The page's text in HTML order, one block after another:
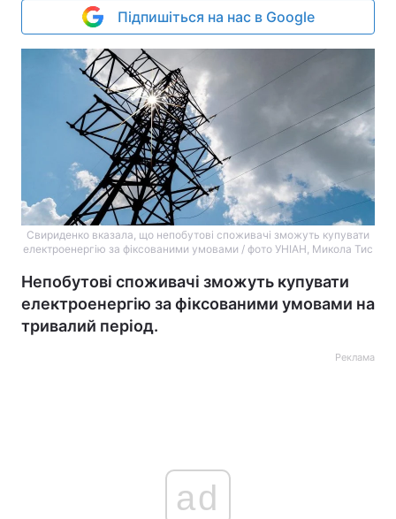
Підпишіться на нас в Google
Свириденко вказала, що непобутові споживачі зможуть купувати
електроенергію за фіксованими умовами / фото УНІАН, Микола Тис
Непобутові споживачі зможуть купувати
електроенергію за фіксованими умовами на
тривалий період.
Реклама
ad